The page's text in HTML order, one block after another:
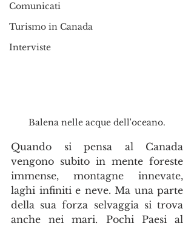
Comunicati
Turismo in Canada
Interviste
Balena nelle acque dell'oceano.
Quando si pensa al Canada
vengono subito in mente foreste
immense, montagne innevate,
laghi infiniti e neve. Ma una parte
della sua forza selvaggia si trova
anche nei mari. Pochi Paesi al